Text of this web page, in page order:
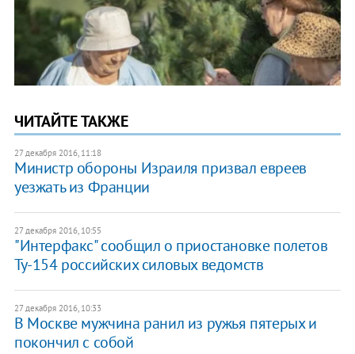
ЧИТАЙТЕ ТАКЖЕ
27 декабря 2016, 11:18
​Министр обороны Израиля призвал евреев
уезжать из Франции
27 декабря 2016, 10:55
"Интерфакс" сообщил о приостановке полетов
Ту-154 российских силовых ведомств
27 декабря 2016, 10:33
В Москве мужчина ранил из ружья пятерых и
покончил с собой